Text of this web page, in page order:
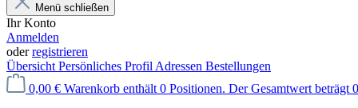
Menü schließen
Ihr Konto
Anmelden
oderregistrieren
Übersicht Persönliches Profil Adressen Bestellungen
0,00 € Warenkorb enthält 0 Positionen. Der Gesamtwert beträgt